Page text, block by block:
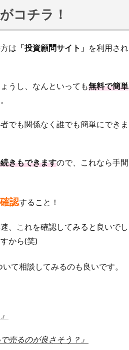
コチラ！
は 「投資顧問サイト」 を利用され
うし、なんといっても無料で簡単
者でも関係なく誰でも簡単にできま
きもできますので、これなら手間
認すること！
、これを確認してみると良いでし
から(笑)
て相談してみるのも良いです。
売るのが良さそう？』